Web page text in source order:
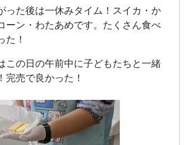
った後は一休みタイム！スイカ・か
ーン・わたあめです。たくさん食べ
た！
この日の午前中に子どもたちと一緒
完売で良かった！